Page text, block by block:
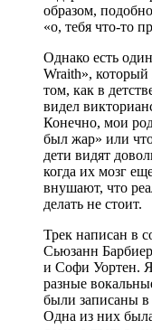
образом,
«о, тебя что-то
Однако есть
Wraith»,
том, как в
видел
Конечно, мои
был жар» или
дети видят
когда их мозг
внушают, что
делать не стоит.
Трек написан в
Сьюзанн
и Софи Уортен.
разные
были записаны в
Одна из них